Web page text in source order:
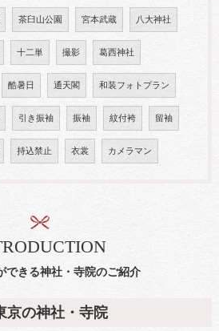
茶臼山公園 宮本武蔵 八大神社
十二単 撮影 葛西神社
酷暑日 通天閣 和装フォトプラン
引き振袖 振袖 紋付袴 留袖
持込禁止 衣裳 カメラマン
できる神社・寺院のご紹介
京の神社・寺院